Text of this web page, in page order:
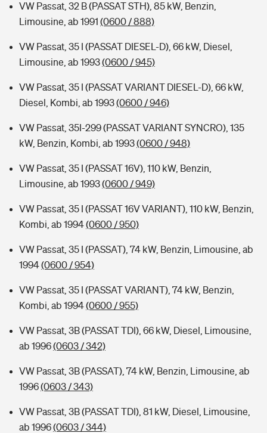
VW Passat, 32 B (PASSAT STH), 85 kW, Benzin,
Limousine, ab 1991 (0600 / 888)
VW Passat, 35 I (PASSAT DIESEL-D), 66 kW, Diesel,
Limousine, ab 1993(0600 / 945)
VW Passat, 35 I (PASSAT VARIANT DIESEL-D), 66 kW,
Diesel, Kombi, ab 1993(0600 / 946)
VW Passat, 35I-299 (PASSAT VARIANT SYNCRO), 135
kW, Benzin, Kombi, ab 1993(0600 / 948)
VW Passat, 35 I (PASSAT 16V), 110 kW, Benzin,
Limousine, ab 1993(0600 / 949)
VW Passat, 35 I (PASSAT 16V VARIANT), 110 kW, Benzin,
Kombi, ab 1994(0600 / 950)
VW Passat, 35 I (PASSAT), 74 kW, Benzin, Limousine, ab
1994(0600 / 954)
VW Passat, 35 I (PASSAT VARIANT), 74 kW, Benzin,
Kombi, ab 1994(0600 / 955)
VW Passat, 3B (PASSAT TDI), 66 kW, Diesel, Limousine,
ab 1996(0603 / 342)
VW Passat, 3B (PASSAT), 74 kW, Benzin, Limousine, ab
1996(0603 / 343)
VW Passat, 3B (PASSAT TDI), 81 kW, Diesel, Limousine,
ab 1996(0603 / 344)